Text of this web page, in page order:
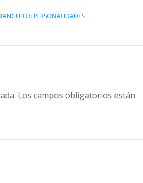
PERSONALIDADES
Los campos obligatorios están